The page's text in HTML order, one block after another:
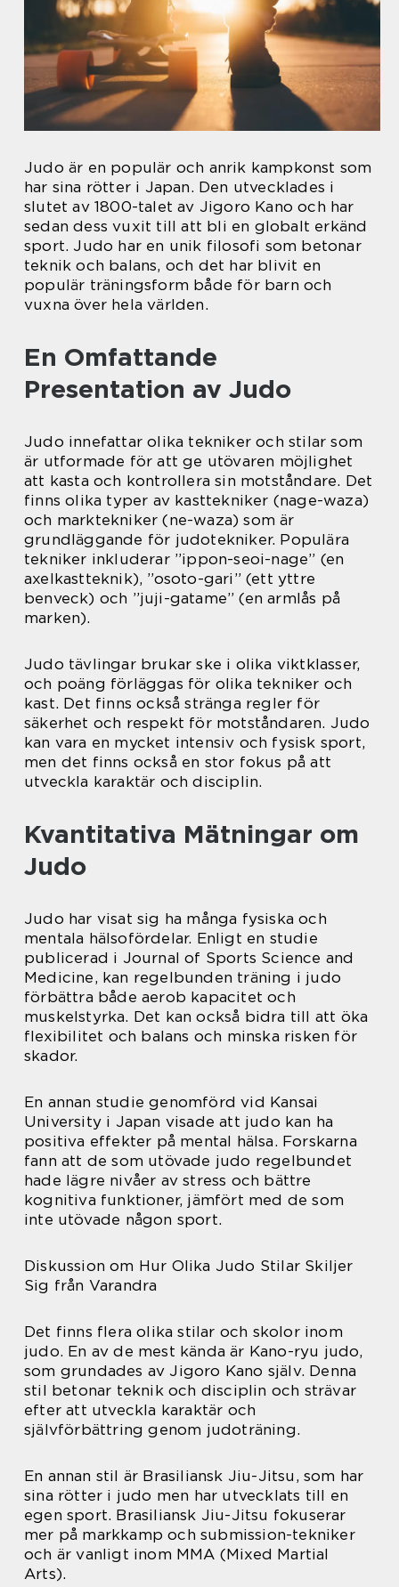
Judo är en populär och anrik kampkonst som
har sina rötter i Japan. Den utvecklades i
slutet av 1800-talet av Jigoro Kano och har
sedan dess vuxit till att bli en globalt erkänd
sport. Judo har en unik filosofi som betonar
teknik och balans, och det har blivit en
populär träningsform både för barn och
vuxna över hela världen.
En Omfattande
Presentation av Judo
Judo innefattar olika tekniker och stilar som
är utformade för att ge utövaren möjlighet
att kasta och kontrollera sin motståndare. Det
finns olika typer av kasttekniker (nage-waza)
och marktekniker (ne-waza) som är
grundläggande för judotekniker. Populära
tekniker inkluderar ”ippon-seoi-nage” (en
axelkastteknik), ”osoto-gari” (ett yttre
benveck) och ”juji-gatame” (en armlås på
marken).
Judo tävlingar brukar ske i olika viktklasser,
och poäng förläggas för olika tekniker och
kast. Det finns också stränga regler för
säkerhet och respekt för motståndaren. Judo
kan vara en mycket intensiv och fysisk sport,
men det finns också en stor fokus på att
utveckla karaktär och disciplin.
Kvantitativa Mätningar om
Judo
Judo har visat sig ha många fysiska och
mentala hälsofördelar. Enligt en studie
publicerad i Journal of Sports Science and
Medicine, kan regelbunden träning i judo
förbättra både aerob kapacitet och
muskelstyrka. Det kan också bidra till att öka
flexibilitet och balans och minska risken för
skador.
En annan studie genomförd vid Kansai
University i Japan visade att judo kan ha
positiva effekter på mental hälsa. Forskarna
fann att de som utövade judo regelbundet
hade lägre nivåer av stress och bättre
kognitiva funktioner, jämfört med de som
inte utövade någon sport.
Diskussion om Hur Olika Judo Stilar Skiljer
Sig från Varandra
Det finns flera olika stilar och skolor inom
judo. En av de mest kända är Kano-ryu judo,
som grundades av Jigoro Kano själv. Denna
stil betonar teknik och disciplin och strävar
efter att utveckla karaktär och
självförbättring genom judoträning.
En annan stil är Brasiliansk Jiu-Jitsu, som har
sina rötter i judo men har utvecklats till en
egen sport. Brasiliansk Jiu-Jitsu fokuserar
mer på markkamp och submission-tekniker
och är vanligt inom MMA (Mixed Martial
Arts).